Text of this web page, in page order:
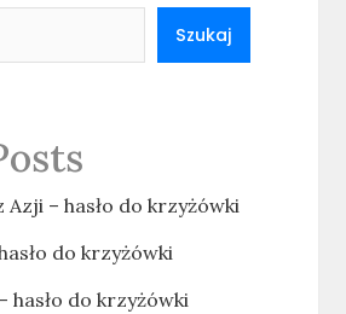
Szukaj
Azji – hasło do krzyżówki
do krzyżówki
hasło do krzyżówki